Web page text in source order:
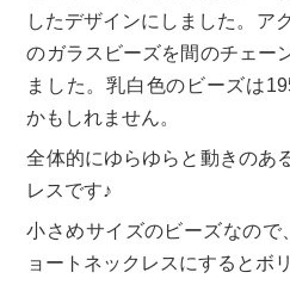
したデザインにしました。ア
のガラスビーズを間のチェー
ました。乳白色のビーズは
かもしれません。
全体的にゆらゆらと動きのあ
レスです♪
小さめサイズのビーズなので
ョートネックレスにするとボ